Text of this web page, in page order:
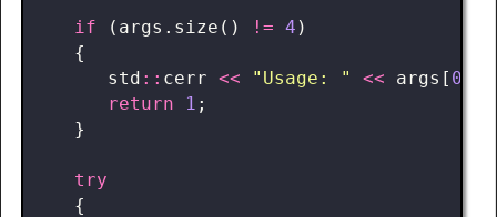
if ( args . size () != 4 )
{
std :: cerr << "Usage: " << args [ 0
return
1 ;
}
try
{